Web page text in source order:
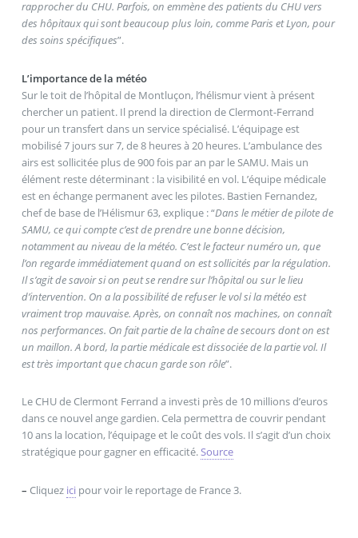
rapprocher du CHU. Parfois, on emmène des patients du CHU vers
des hôpitaux qui sont beaucoup plus loin, comme Paris et Lyon, pour
des soins spécifiques”.
L’importance de la météo
Sur le toit de l’hôpital de Montluçon, l’hélismur vient à présent
chercher un patient. Il prend la direction de Clermont-Ferrand
pour un transfert dans un service spécialisé. L’équipage est
mobilisé 7 jours sur 7, de 8 heures à 20 heures. L’ambulance des
airs est sollicitée plus de 900 fois par an par le SAMU. Mais un
élément reste déterminant : la visibilité en vol. L’équipe médicale
est en échange permanent avec les pilotes. Bastien Fernandez,
chef de base de l’Hélismur 63, explique : “Dans le métier de pilote de
SAMU, ce qui compte c’est de prendre une bonne décision,
notamment au niveau de la météo. C’est le facteur numéro un, que
l’on regarde immédiatement quand on est sollicités par la régulation.
Il s’agit de savoir si on peut se rendre sur l’hôpital ou sur le lieu
d’intervention. On a la possibilité de refuser le vol si la météo est
vraiment trop mauvaise. Après, on connaît nos machines, on connaît
nos performances. On fait partie de la chaîne de secours dont on est
un maillon. A bord, la partie médicale est dissociée de la partie vol. Il
est très important que chacun garde son rôle”.
Le CHU de Clermont Ferrand a investi près de 10 millions d’euros
dans ce nouvel ange gardien. Cela permettra de couvrir pendant
10 ans la location, l’équipage et le coût des vols. Il s’agit d’un choix
stratégique pour gagner en efficacité.Source
– Cliquez ici pour voir le reportage de France 3.